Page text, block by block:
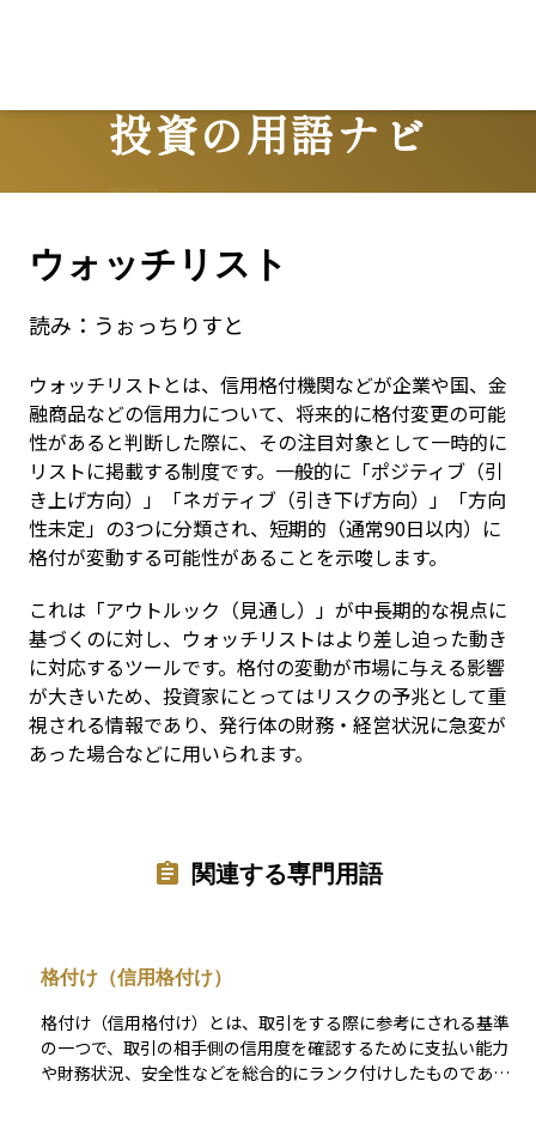
投資の用語ナビ
Terms
ウォッチリスト
読み： うぉっちりすと
ウォッチリストとは、信用格付機関などが企業や国、金
融商品などの信用力について、将来的に格付変更の可能
性があると判断した際に、その注目対象として一時的に
リストに掲載する制度です。一般的に「ポジティブ（引
き上げ方向）」「ネガティブ（引き下げ方向）」「方向
性未定」の3つに分類され、短期的（通常90日以内）に
格付が変動する可能性があることを示唆します。
これは「アウトルック（見通し）」が中長期的な視点に
基づくのに対し、ウォッチリストはより差し迫った動き
に対応するツールです。格付の変動が市場に与える影響
が大きいため、投資家にとってはリスクの予兆として重
視される情報であり、発行体の財務・経営状況に急変が
あった場合などに用いられます。
関連する専門用語
格付け（信用格付け）
格付け（信用格付け）とは、取引をする際に参考にされる基準
の一つで、取引の相手側の信用度を確認するために支払い能力
や財務状況、安全性などを総合的にランク付けしたものであ